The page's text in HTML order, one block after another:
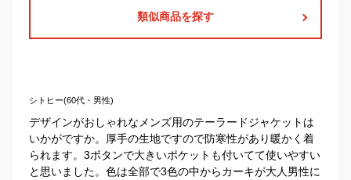
類似商品を探す
シトヒー(60代・男性)
デザインがおしゃれなメンズ用のテーラードジャケットは
いかがですか。厚手の生地ですので防寒性があり暖かく着
られます。3ボタンで大きいポケットも付いてて使いやすい
と思いました。色は全部で3色の中からカーキが大人男性に